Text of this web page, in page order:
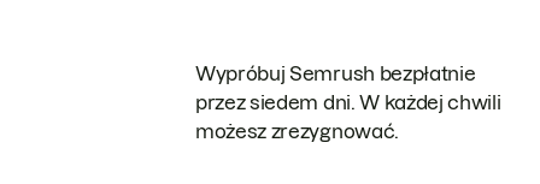
Wypróbuj Semrush bezpłatnie
przez siedem dni. W każdej chwili
możesz zrezygnować.